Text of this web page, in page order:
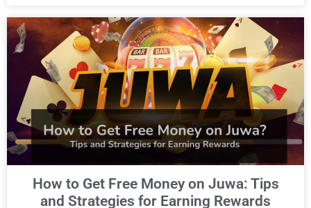
How to Get Free Money on Juwa: Tips
and Strategies for Earning Rewards